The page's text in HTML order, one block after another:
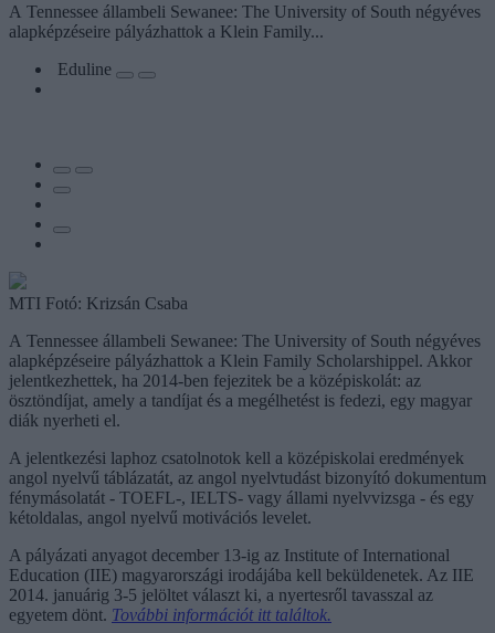
A Tennessee állambeli Sewanee: The University of South négyéves
alapképzéseire pályázhattok a Klein Family...
Eduline
MTI Fotó: Krizsán Csaba
A Tennessee állambeli Sewanee: The University of South négyéves
alapképzéseire pályázhattok a Klein Family Scholarshippel. Akkor
jelentkezhettek, ha 2014-ben fejezitek be a középiskolát: az
ösztöndíjat, amely a tandíjat és a megélhetést is fedezi, egy magyar
diák nyerheti el.
A jelentkezési laphoz csatolnotok kell a középiskolai eredmények
angol nyelvű táblázatát, az angol nyelvtudást bizonyító dokumentum
fénymásolatát - TOEFL-, IELTS- vagy állami nyelvvizsga - és egy
kétoldalas, angol nyelvű motivációs levelet.
A pályázati anyagot december 13-ig az Institute of International
Education (IIE) magyarországi irodájába kell beküldenetek. Az IIE
2014. januárig 3-5 jelöltet választ ki, a nyertesről tavasszal az
egyetem dönt. További információt itt találtok.